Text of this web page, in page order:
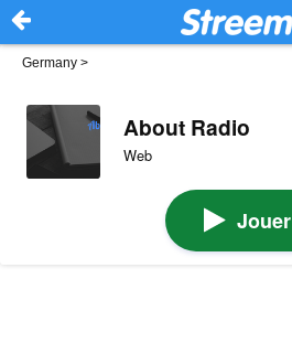
Germany >
About Radio
Web
Jouer